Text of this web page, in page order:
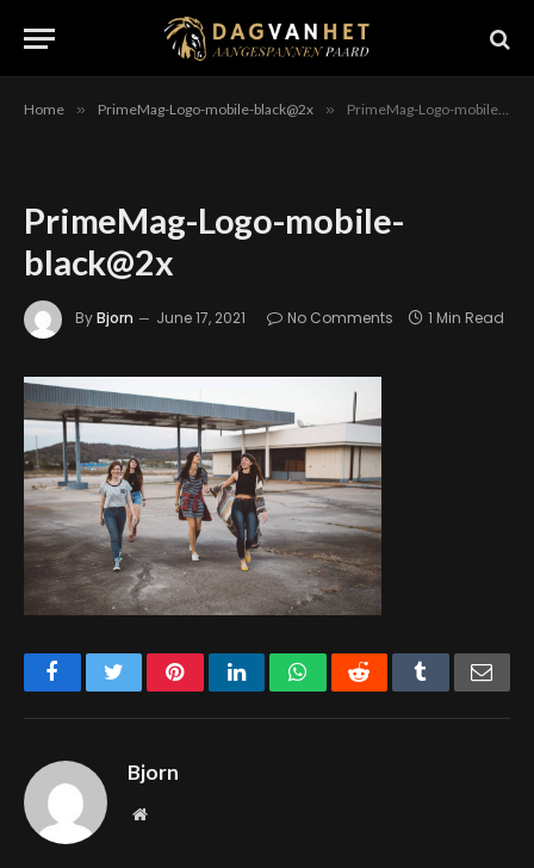
Home » PrimeMag-Logo-mobile-black@2x » PrimeMag-Logo-mobile-black@2x
PrimeMag-Logo-mobile-
black@2x
ByBjorn June 17, 2021 No Comments 1 Min Read
FacebookTwitterPinterestLinkedInWhatsAppReddit Tumblr
Bjorn
Website